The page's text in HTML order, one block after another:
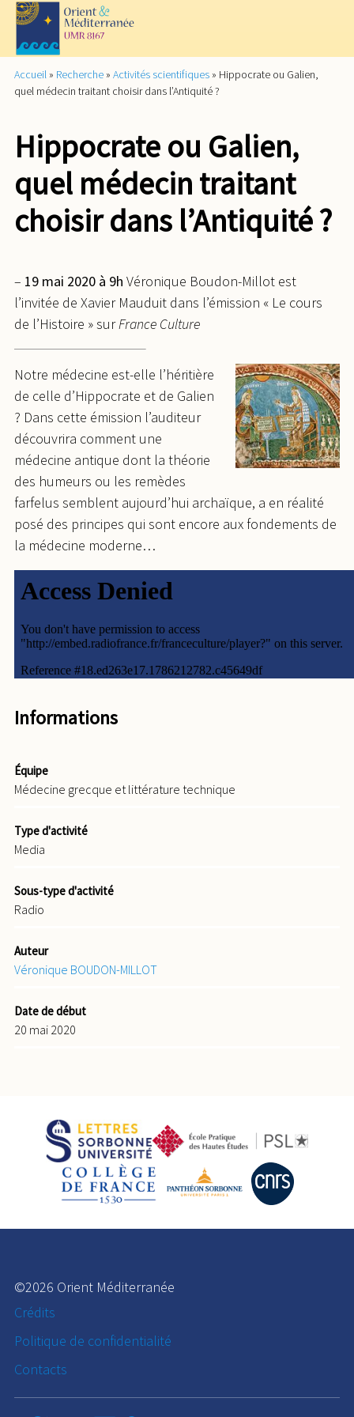
Accueil » Recherche » Activités scientifiques » Hippocrate ou Galien,
quel médecin traitant choisir dans l’Antiquité ?
Hippocrate ou Galien,
quel médecin traitant
choisir dans l’Antiquité ?
– 19 mai 2020 à 9h Véronique Boudon-Millot est
l’invitée de Xavier Mauduit dans l’émission « Le cours
de l’Histoire » surFrance Culture
Notre médecine est-elle l’héritière
de celle d’Hippocrate et de Galien
? Dans cette émission l’auditeur
découvrira comment une
médecine antique dont la théorie
des humeurs ou les remèdes
farfelus semblent aujourd’hui archaïque, a en réalité
posé des principes qui sont encore aux fondements de
la médecine moderne…
Informations
Équipe
Médecine grecque et littérature technique
Type d'activité
Media
Sous-type d'activité
Radio
Auteur
Véronique BOUDON-MILLOT
Date de début
20 mai 2020
©2026 Orient Méditerranée
Crédits
Politique de confidentialité
Contacts